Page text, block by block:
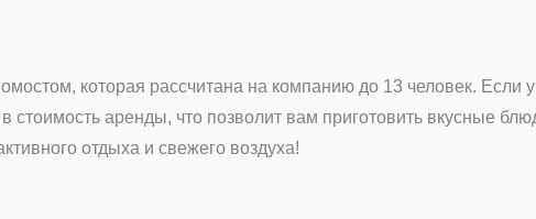
которая рассчитана на компанию до 13 человек.
стоимость аренды, что позволит вам приготовить вкусные
отдыха и свежего воздуха!